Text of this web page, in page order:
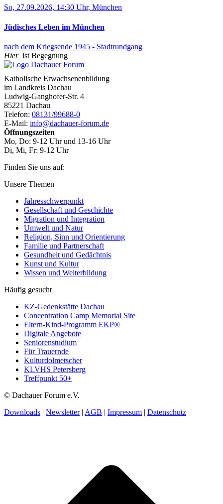
So, 27.09.2026, 14:30 Uhr, München
Jüdisches Leben im München
nach dem Kriegsende 1945 - Stadtrundgang
Hierist Begegnung
Katholische Erwachsenenbildung
im Landkreis Dachau
Ludwig-Ganghofer-Str. 4
85221 Dachau
Telefon: 08131/99688-0
E-Mail: info@dachauer-forum.de
Öffnungszeiten
Mo, Do: 9-12 Uhr und 13-16 Uhr
Di, Mi, Fr: 9-12 Uhr
Finden Sie uns auf:
Facebook
YouTube
Newsletter
Unsere Themen
Jahresschwerpunkt
Gesellschaft und Geschichte
Migration und Integration
Umwelt und Natur
Religion, Sinn und Orientierung
Familie und Partnerschaft
Gesundheit und Gedächtnis
Kunst und Kultur
Wissen und Weiterbildung
Häufig gesucht
KZ-Gedenkstätte Dachau
Concentration Camp Memorial Site
Eltern-Kind-Programm EKP®
Digitale Angebote
Seniorenstudium
Für Trauernde
Kulturdolmetscher
KLVHS Petersberg
Treffpunkt 50+
© Dachauer Forum e.V.
Downloads | Newsletter| AGB | Impressum | Datenschutz